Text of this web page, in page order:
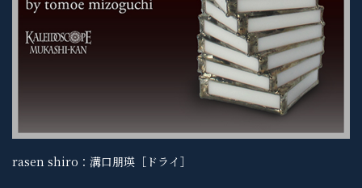
rasen shiro：溝口朋瑛［ドライ］